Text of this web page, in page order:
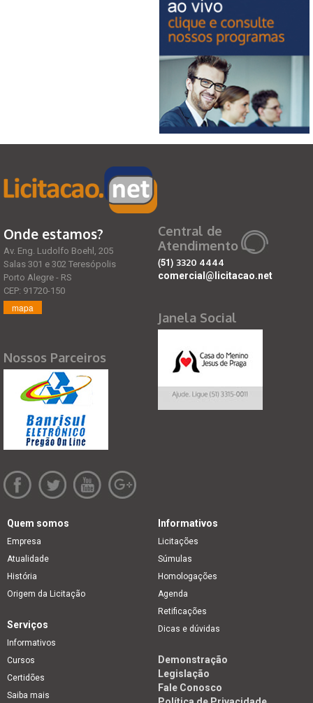
Onde estamos?
Av. Eng. Ludolfo Boehl, 205
Salas 301 e 302 Teresópolis
Porto Alegre - RS
CEP: 91720-150
mapa
Nossos Parceiros
Central de
Atendimento
(51) 3320 4444
comercial@licitacao.net
Janela Social
Quem somos
Empresa
Atualidade
História
Origem da Licitação
Informativos
Licitações
Súmulas
Homologações
Agenda
Retificações
Dicas e dúvidas
Serviços
Informativos
Cursos
Certidões
Saiba mais
Demonstração
Legislação
Fale Conosco